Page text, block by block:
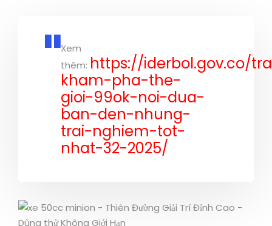
Xem
thêm: https://iderbol.gov.co/
kham-pha-the-
gioi-99ok-noi-dua-
ban-den-nhung-
trai-nghiem-tot-
nhat-32-2025/